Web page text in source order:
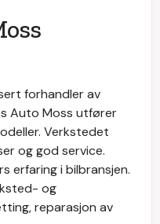
forhandler av
Auto Moss utfører
Verkstedet
og god service.
erfaring i bilbransjen.
og
reparasjon av